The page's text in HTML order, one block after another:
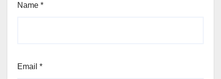
Name *
Email *